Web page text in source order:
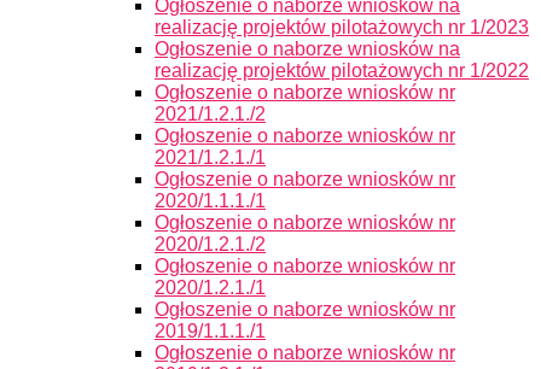
Ogłoszenie o naborze wniosków na
realizację projektów pilotażowych nr 1/2023
Ogłoszenie o naborze wniosków na
realizację projektów pilotażowych nr 1/2022
Ogłoszenie o naborze wniosków nr
2021/1.2.1./2
Ogłoszenie o naborze wniosków nr
2021/1.2.1./1
Ogłoszenie o naborze wniosków nr
2020/1.1.1./1
Ogłoszenie o naborze wniosków nr
2020/1.2.1./2
Ogłoszenie o naborze wniosków nr
2020/1.2.1./1
Ogłoszenie o naborze wniosków nr
2019/1.1.1./1
Ogłoszenie o naborze wniosków nr